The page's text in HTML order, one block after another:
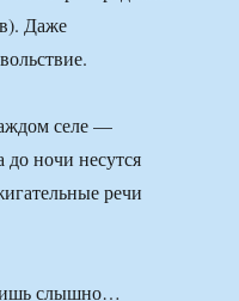
Даже
селе —
до ночи несутся
речи
слышно…